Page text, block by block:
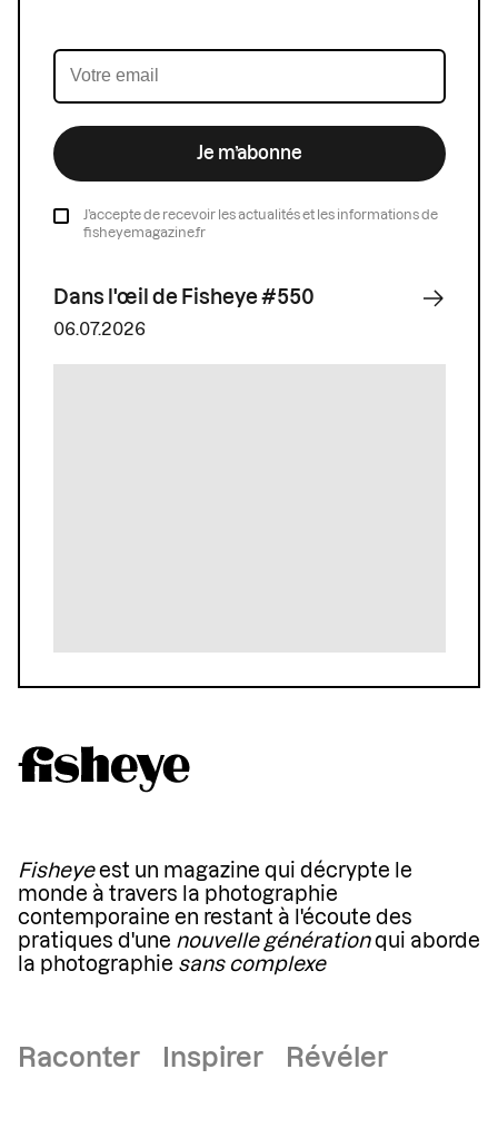
Je m’abonne
J’accepte de recevoir les actualités et les informations de
fisheyemagazine.fr
Dans l'œil de Fisheye #550
06.07.2026
Fisheyeest un magazine qui décrypte le
monde à travers la photographie
contemporaine en restant à l'écoute des
pratiques d'une nouvelle générationqui aborde
la photographie sans complexe
Raconter Inspirer Révéler